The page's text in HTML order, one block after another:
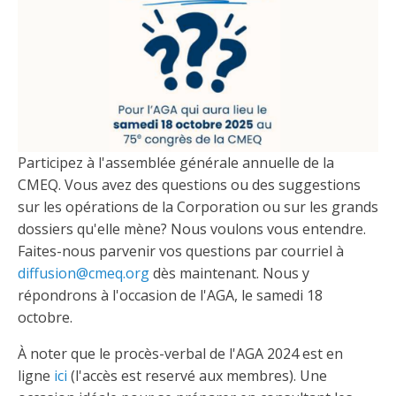
Découvrez notre campagne de
Trouver un entrepreneur
Déposer une plainte
Faire affaire avec un maître électricien
Comment choisir un entrepreneur électricien
Découvrir l'espace Entrepreneurs
Hydro-Québec
Ce
lien
s’ouvrira
dans
une
nouvelle
fenêtre
Quiz de la semaine
Avantages et privilèges
Ressources informationnelles
Découvrir l'espace Devenir
Service Démarrer une entreprise
Ce
lien
s’ouvrira
dans
une
nouvelle
fenêtre
Documents
Formulaires, guides et autres documents
informatifs
Demande de délivrance ou de modification d’une
licence d’entrepreneur
Découvrir l'espace La CMEQ
À propos de la CMEQ
Mission et historique
Instances décisionnelles
Comités de la CMEQ
Le personnel de la CMEQ
Découvrir l'espace Formation continue
Déclarer mes heures de FCO
Ce
lien
s’ouvrira
dans
une
nouvelle
fenêtre
Centre d'expertise et de formation
À propos
Offre de formation de la CMEQ
Participez à l'assemblée générale annuelle de la
CMEQ. Vous avez des questions ou des suggestions
sur les opérations de la Corporation ou sur les grands
dossiers qu'elle mène? Nous voulons vous entendre.
Faites-nous parvenir vos questions par courriel à
diffusion@cmeq.orgdès maintenant. Nous y
répondrons à l'occasion de l'AGA, le samedi 18
octobre.
À noter que le procès-verbal de l'AGA 2024 est en
ligne ici (l'accès est reservé aux membres). Une